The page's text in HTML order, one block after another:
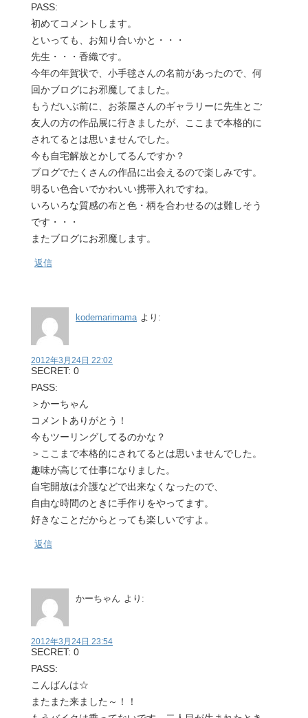
PASS:
初めてコメントします。
といっても、お知り合いかと・・・
先生・・・香織です。
今年の年賀状で、小手毬さんの名前があったので、何
回かブログにお邪魔してました。
もうだいぶ前に、お茶屋さんのギャラリーに先生とご
友人の方の作品展に行きましたが、ここまで本格的に
されてるとは思いませんでした。
今も自宅解放とかしてるんですか？
ブログでたくさんの作品に出会えるので楽しみです。
明るい色合いでかわいい携帯入れですね。
いろいろな質感の布と色・柄を合わせるのは難しそう
です・・・
またブログにお邪魔します。
返信
kodemarimama より:
2012年3月24日 22:02
SECRET: 0
PASS:
＞かーちゃん
コメントありがとう！
今もツーリングしてるのかな？
＞ここまで本格的にされてるとは思いませんでした。
趣味が高じて仕事になりました。
自宅開放は介護などで出来なくなったので、
自由な時間のときに手作りをやってます。
好きなことだからとっても楽しいですよ。
返信
かーちゃん より:
2012年3月24日 23:54
SECRET: 0
PASS:
こんばんは☆
またまた来ました～！！